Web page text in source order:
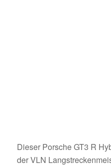
Dieser Porsche GT3 R
der VLN